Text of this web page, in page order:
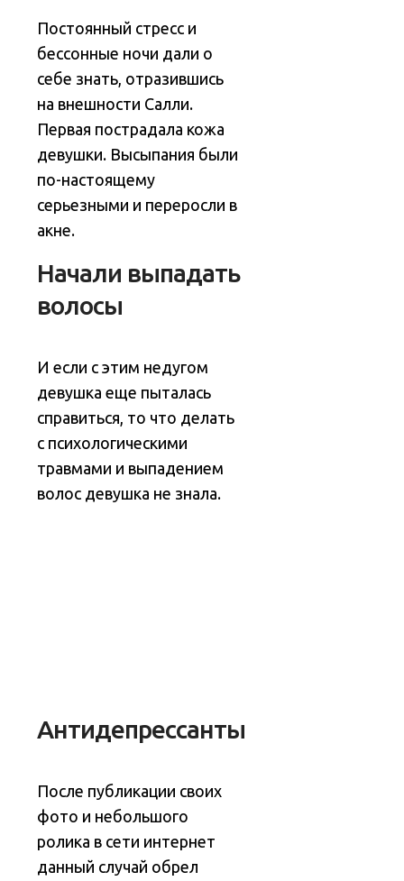
Постоянный стресс и
бессонные ночи дали о
себе знать, отразившись
на внешности Салли.
Первая пострадала кожа
девушки. Высыпания были
по-настоящему
серьезными и переросли в
акне.
Начали выпадать
волосы
И если с этим недугом
девушка еще пыталась
справиться, то что делать
с психологическими
травмами и выпадением
волос девушка не знала.
Антидепрессанты
После публикации своих
фото и небольшого
ролика в сети интернет
данный случай обрел